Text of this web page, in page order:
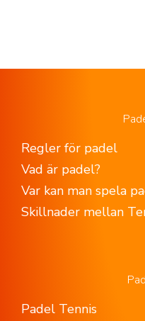
Regler för padel
Vad är padel?
Var kan man spela
Skillnader mellan
Padel Tennis